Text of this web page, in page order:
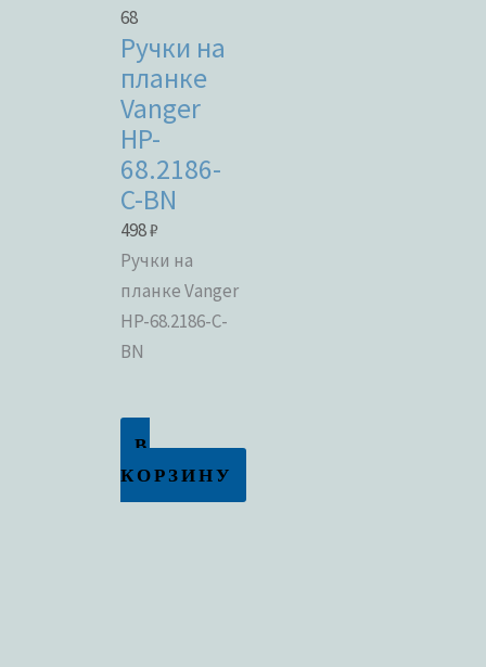
68
Ручки на
планке
Vanger
HP-
68.2186-
C-BN
498₽
Ручки на
планке Vanger
HP-68.2186-C-
BN
В
КОРЗИНУ